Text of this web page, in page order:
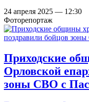
24 апреля 2025 — 12:30
Фоторепортаж
Приходские
Орловской
зоны СВО с